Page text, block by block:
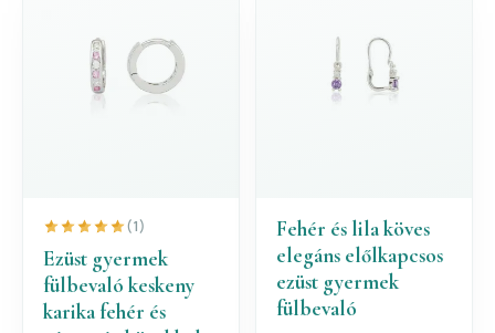
(1)
Ezüst gyermek
fülbevaló keskeny
karika fehér és
Fehér és lila köves
elegáns előlkapcsos
ezüst gyermek
fülbevaló